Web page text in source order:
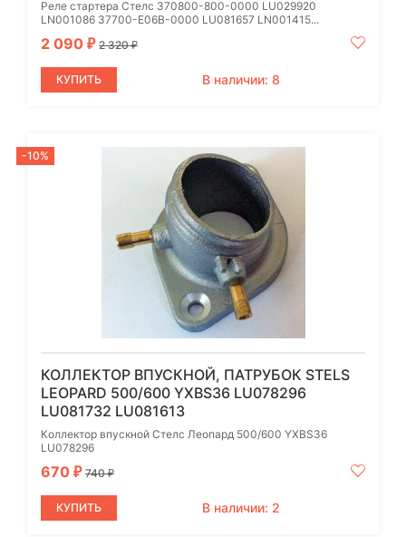
Реле стартера Стелс 370800-800-0000 LU029920
LN001086 37700-E06B-0000 LU081657 LN001415...
2 090 ₽ 2 320₽
КУПИТЬ В наличии: 8
-10%
КОЛЛЕКТОР ВПУСКНОЙ, ПАТРУБОК STELS
LEOPARD 500/600 YXBS36 LU078296
LU081732 LU081613
Коллектор впускной Стелс Леопард 500/600 YXBS36
LU078296
670 ₽ 740₽
КУПИТЬ В наличии: 2